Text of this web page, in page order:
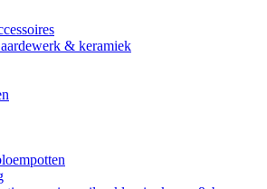
& keramiek